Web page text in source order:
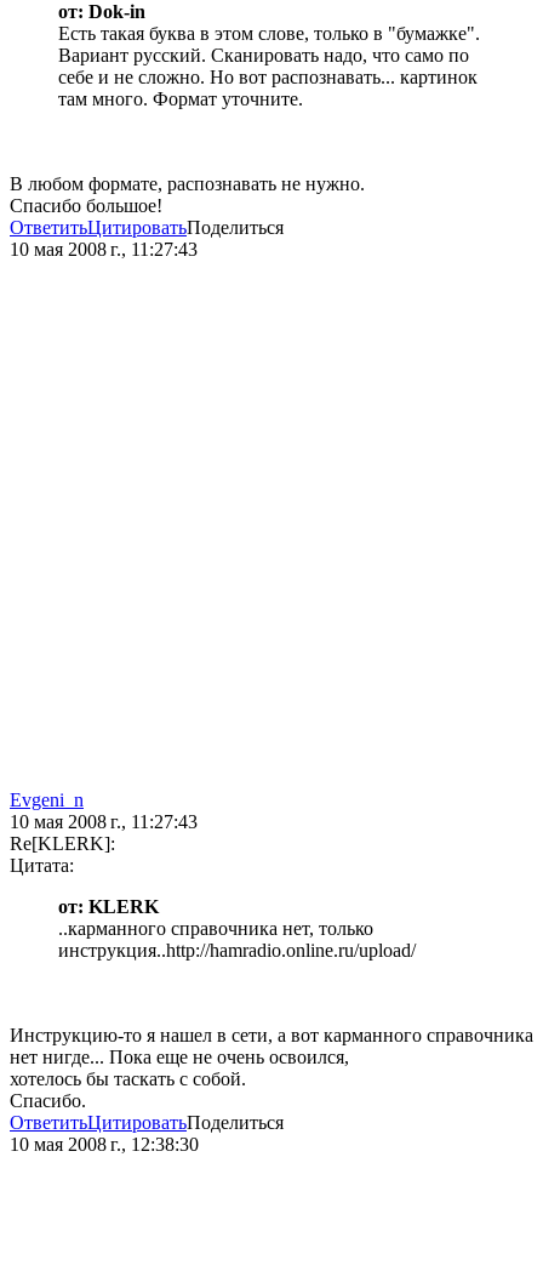
от: Dok-in
Есть такая буква в этом слове, только в "бумажке".
Вариант русский. Сканировать надо, что само по
себе и не сложно. Но вот распознавать... картинок
там много. Формат уточните.
В любом формате, распознавать не нужно.
Спасибо большое!
ОтветитьЦитироватьПоделиться
10 мая 2008 г., 11:27:43
Evgeni_n
10 мая 2008 г., 11:27:43
Re[KLERK]:
Цитата:
от: KLERK
..карманного справочника нет, только
инструкция..http://hamradio.online.ru/upload/
Инструкцию-то я нашел в сети, а вот карманного справочника
нет нигде... Пока еще не очень освоился,
хотелось бы таскать с собой.
Спасибо.
ОтветитьЦитироватьПоделиться
10 мая 2008 г., 12:38:30